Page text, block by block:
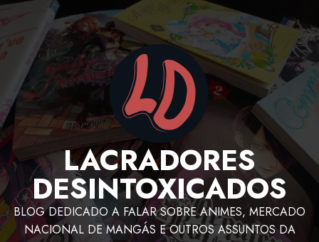
LACRADORES
DESINTOXICADOS
BLOG DEDICADO A FALAR SOBRE ANIMES, MERCADO
NACIONAL DE MANGÁS E OUTROS ASSUNTOS DA